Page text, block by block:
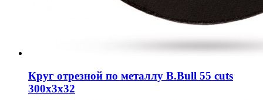
Круг отрезной по металлу B.Bull 55 cuts
300х3х32